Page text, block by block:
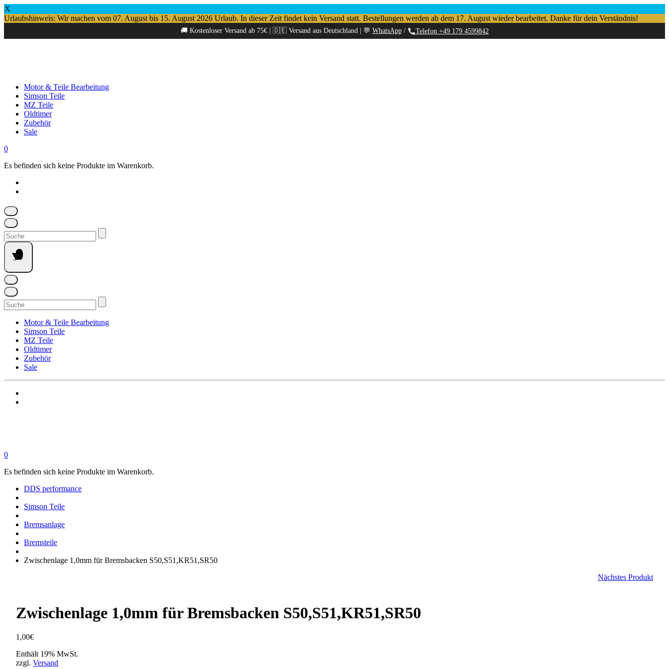
X
Urlaubshinweis: Wir machen vom 07. August bis 15. August 2026 Urlaub. In dieser Zeit findet kein Versand statt. Bestellungen werden ab dem 17. August wieder bearbeitet. Danke für dein Verständnis!
🚚 Kostenloser Versand ab 75€ | 🇩🇪 Versand aus Deutschland | 💬 WhatsApp/ Telefon +49 179 4599842
Motor & Teile Bearbeitung
Simson Teile
MZ Teile
Oldtimer
Zubehör
Sale
0
Es befinden sich keine Produkte im Warenkorb.
Suchen
nach:
Suchen
nach:
Motor & Teile Bearbeitung
Simson Teile
MZ Teile
Oldtimer
Zubehör
Sale
0
Es befinden sich keine Produkte im Warenkorb.
DDS performance
Simson Teile
Bremsanlage
Bremsteile
Zwischenlage 1,0mm für Bremsbacken S50,S51,KR51,SR50
Nächstes Produkt
Zwischenlage 1,0mm für Bremsbacken S50,S51,KR51,SR50
1,00€
Enthält 19% MwSt.
zzgl. Versand